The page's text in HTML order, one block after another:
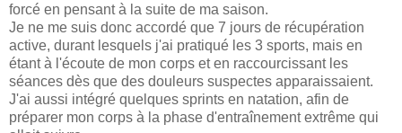
forcé en pensant à la suite de ma saison.
Je ne me suis donc accordé que 7 jours de récupération
active, durant lesquels j'ai pratiqué les 3 sports, mais en
étant à l'écoute de mon corps et en raccourcissant les
séances dès que des douleurs suspectes apparaissaient.
J'ai aussi intégré quelques sprints en natation, afin de
préparer mon corps à la phase d'entraînement extrême qui